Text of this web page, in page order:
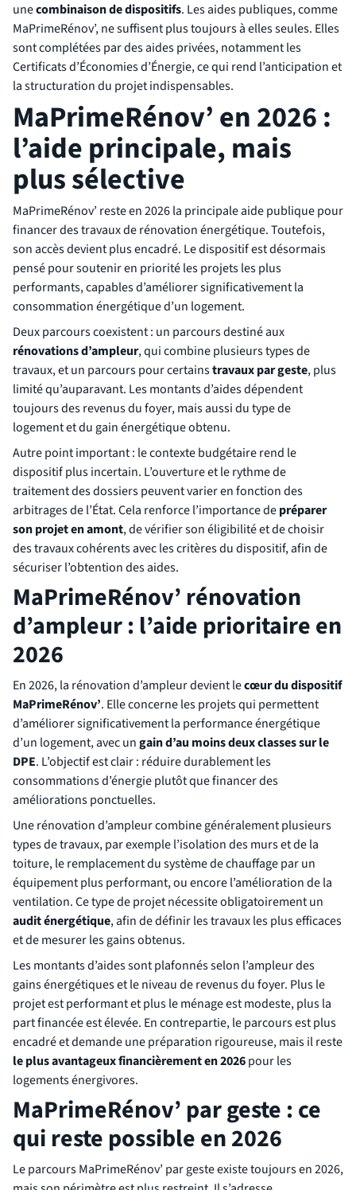
unecombinaison de dispositifs. Les aides publiques, comme
MaPrimeRénov’, ne suffisent plus toujours à elles seules. Elles
sont complétées par des aides privées, notamment les
Certificats d’Économies d’Énergie, ce qui rend l’anticipation et
la structuration du projet indispensables.
MaPrimeRénov’ en 2026 :
l’aide principale, mais
plus sélective
MaPrimeRénov’ reste en 2026 la principale aide publique pour
financer des travaux de rénovation énergétique. Toutefois,
son accès devient plus encadré. Le dispositif est désormais
pensé pour soutenir en priorité les projets les plus
performants, capables d’améliorer significativement la
consommation énergétique d’un logement.
Deux parcours coexistent : un parcours destiné aux
rénovations d’ampleur, qui combine plusieurs types de
travaux, et un parcours pour certainstravaux par geste, plus
limité qu’auparavant. Les montants d’aides dépendent
toujours des revenus du foyer, mais aussi du type de
logement et du gain énergétique obtenu.
Autre point important : le contexte budgétaire rend le
dispositif plus incertain. L’ouverture et le rythme de
traitement des dossiers peuvent varier en fonction des
arbitrages de l’État. Cela renforce l’importance depréparer
son projet en amont, de vérifier son éligibilité et de choisir
des travaux cohérents avec les critères du dispositif, afin de
sécuriser l’obtention des aides.
MaPrimeRénov’ rénovation
d’ampleur : l’aide prioritaire en
2026
En 2026, la rénovation d’ampleur devient lecœur du dispositif
MaPrimeRénov’. Elle concerne les projets qui permettent
d’améliorer significativement la performance énergétique
d’un logement, avec ungain d’au moins deux classes sur le
DPE. L’objectif est clair : réduire durablement les
consommations d’énergie plutôt que financer des
améliorations ponctuelles.
Une rénovation d’ampleur combine généralement plusieurs
types de travaux, par exemple l’isolation des murs et de la
toiture, le remplacement du système de chauffage par un
équipement plus performant, ou encore l’amélioration de la
ventilation. Ce type de projet nécessite obligatoirement un
audit énergétique, afin de définir les travaux les plus efficaces
et de mesurer les gains obtenus.
Les montants d’aides sont plafonnés selon l’ampleur des
gains énergétiques et le niveau de revenus du foyer. Plus le
projet est performant et plus le ménage est modeste, plus la
part financée est élevée. En contrepartie, le parcours est plus
encadré et demande une préparation rigoureuse, mais il reste
le plus avantageux financièrement en 2026pour les
logements énergivores.
MaPrimeRénov’ par geste : ce
qui reste possible en 2026
Le parcours MaPrimeRénov’ par geste existe toujours en 2026,